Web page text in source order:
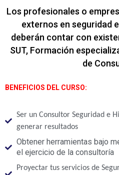
Los profesionales o
externos en seguridad
deberán contar con
SUT, Formación
de
BENEFICIOS DEL CURSO:
Ser un Consultor Seguridad e
generar resultados
Obtener herramientas bajo
el ejercicio de la consultoría
Proyectar tus servicios de